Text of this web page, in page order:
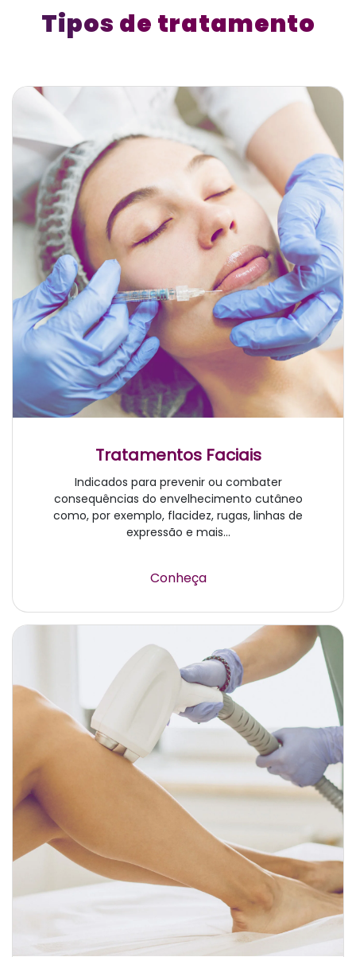
Tipos de tratamento
Tratamentos Faciais
Indicados para prevenir ou combater
consequências do envelhecimento cutâneo
como, por exemplo, flacidez, rugas, linhas de
expressão e mais...
Conheça